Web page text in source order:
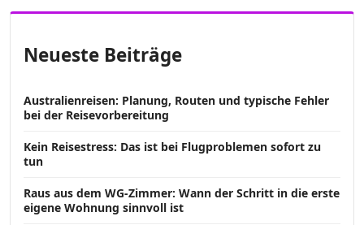
Neueste Beiträge
Australienreisen: Planung, Routen und typische Fehler
bei der Reisevorbereitung
Kein Reisestress: Das ist bei Flugproblemen sofort zu
tun
Raus aus dem WG-Zimmer: Wann der Schritt in die erste
eigene Wohnung sinnvoll ist